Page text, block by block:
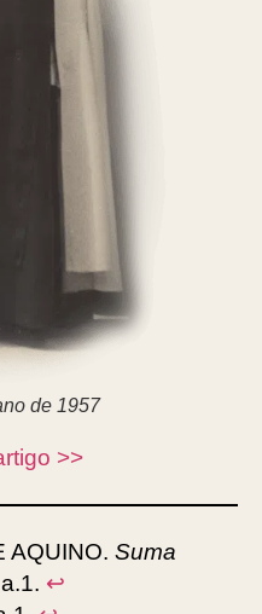
de 1957
>>
AQUINO. Suma
↩︎